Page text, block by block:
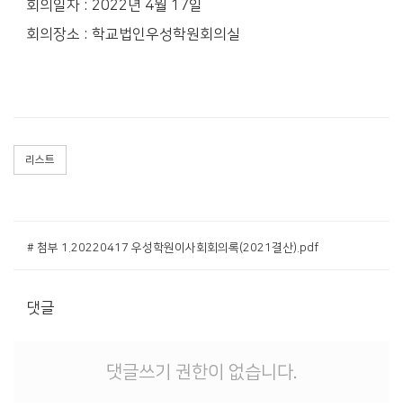
회의일자 : 2022년 4월 17일
회의장소 : 학교법인우성학원회의실
리스트
# 첨부 1.20220417 우성학원이사회회의록(2021결산).pdf
댓글
댓글쓰기 권한이 없습니다.